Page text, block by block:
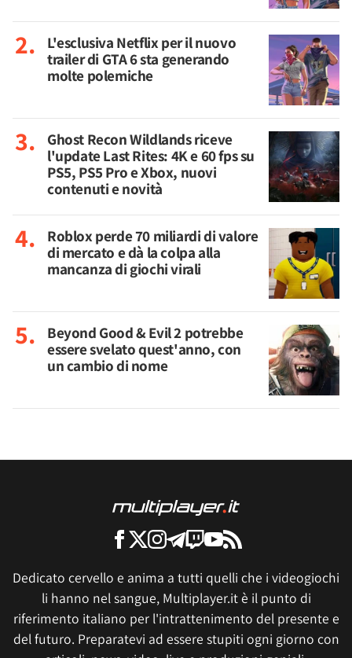
L'esclusiva Netflix per il nuovo
trailer di GTA 6 sta generando
molte polemiche
Ghost Recon Wildlands riceve
l'update Last Rites: 4K e 60 fps su
PS5, PS5 Pro e Xbox, nuovi
contenuti e novità
Roblox perde 70 miliardi di valore
di mercato e dà la colpa alla
mancanza di giochi virali
Beyond Good & Evil 2 potrebbe
essere svelato quest'anno, con
un cambio di nome
Dedicato cervello e anima a tutti quelli che i videogiochi
li hanno nel sangue, Multiplayer.it è il punto di
riferimento italiano per l'intrattenimento del presente e
del futuro. Preparatevi ad essere stupiti ogni giorno con